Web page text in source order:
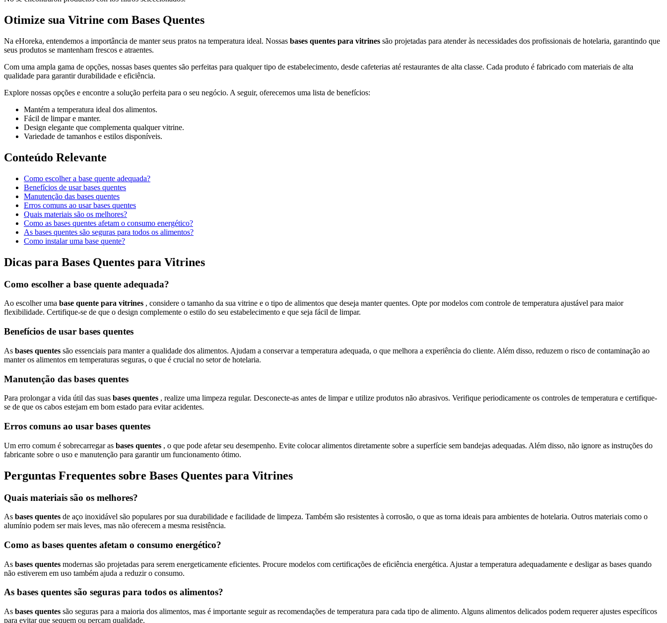
Otimize sua Vitrine com Bases Quentes
Na eHoreka, entendemos a importância de manter seus pratos na temperatura ideal. Nossas bases quentes para vitrines são projetadas para atender às necessidades dos profissionais de hotelaria, garantindo que
seus produtos se mantenham frescos e atraentes.
Com uma ampla gama de opções, nossas bases quentes são perfeitas para qualquer tipo de estabelecimento, desde cafeterias até restaurantes de alta classe. Cada produto é fabricado com materiais de alta
qualidade para garantir durabilidade e eficiência.
Explore nossas opções e encontre a solução perfeita para o seu negócio. A seguir, oferecemos uma lista de benefícios:
Mantém a temperatura ideal dos alimentos.
Fácil de limpar e manter.
Design elegante que complementa qualquer vitrine.
Variedade de tamanhos e estilos disponíveis.
Conteúdo Relevante
Como escolher a base quente adequada?
Benefícios de usar bases quentes
Manutenção das bases quentes
Erros comuns ao usar bases quentes
Quais materiais são os melhores?
Como as bases quentes afetam o consumo energético?
As bases quentes são seguras para todos os alimentos?
Como instalar uma base quente?
Dicas para Bases Quentes para Vitrines
Como escolher a base quente adequada?
Ao escolher uma base quente para vitrines , considere o tamanho da sua vitrine e o tipo de alimentos que deseja manter quentes. Opte por modelos com controle de temperatura ajustável para maior
flexibilidade. Certifique-se de que o design complemente o estilo do seu estabelecimento e que seja fácil de limpar.
Benefícios de usar bases quentes
As bases quentes são essenciais para manter a qualidade dos alimentos. Ajudam a conservar a temperatura adequada, o que melhora a experiência do cliente. Além disso, reduzem o risco de contaminação ao
manter os alimentos em temperaturas seguras, o que é crucial no setor de hotelaria.
Manutenção das bases quentes
Para prolongar a vida útil das suas bases quentes , realize uma limpeza regular. Desconecte-as antes de limpar e utilize produtos não abrasivos. Verifique periodicamente os controles de temperatura e certifique-
se de que os cabos estejam em bom estado para evitar acidentes.
Erros comuns ao usar bases quentes
Um erro comum é sobrecarregar as bases quentes , o que pode afetar seu desempenho. Evite colocar alimentos diretamente sobre a superfície sem bandejas adequadas. Além disso, não ignore as instruções do
fabricante sobre o uso e manutenção para garantir um funcionamento ótimo.
Perguntas Frequentes sobre Bases Quentes para Vitrines
Quais materiais são os melhores?
As bases quentes de aço inoxidável são populares por sua durabilidade e facilidade de limpeza. Também são resistentes à corrosão, o que as torna ideais para ambientes de hotelaria. Outros materiais como o
alumínio podem ser mais leves, mas não oferecem a mesma resistência.
Como as bases quentes afetam o consumo energético?
As bases quentes modernas são projetadas para serem energeticamente eficientes. Procure modelos com certificações de eficiência energética. Ajustar a temperatura adequadamente e desligar as bases quando
não estiverem em uso também ajuda a reduzir o consumo.
As bases quentes são seguras para todos os alimentos?
As bases quentes são seguras para a maioria dos alimentos, mas é importante seguir as recomendações de temperatura para cada tipo de alimento. Alguns alimentos delicados podem requerer ajustes específicos
para evitar que sequem ou percam qualidade.